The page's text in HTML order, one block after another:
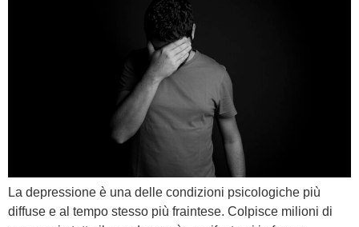
La depressione è una delle condizioni psicologiche più
diffuse e al tempo stesso più fraintese. Colpisce milioni di